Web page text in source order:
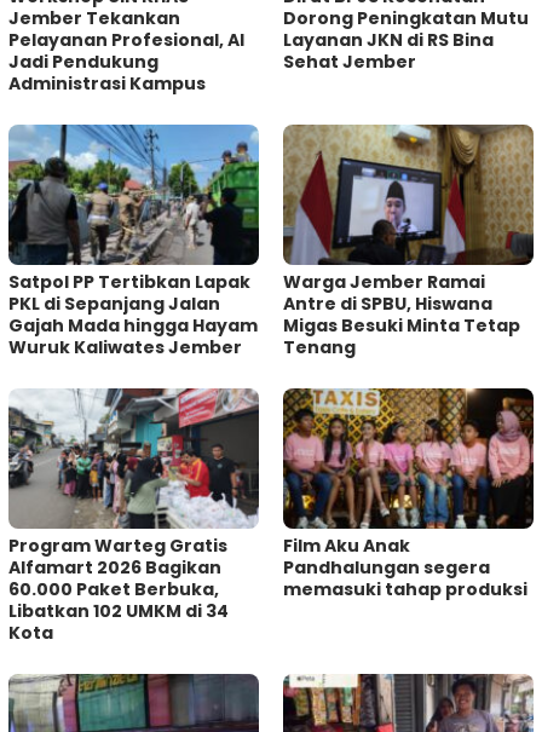
Jember Tekankan
Pelayanan Profesional, AI
Jadi Pendukung
Administrasi Kampus
Dorong Peningkatan Mutu
Layanan JKN di RS Bina
Sehat Jember
Satpol PP Tertibkan Lapak
PKL di Sepanjang Jalan
Gajah Mada hingga Hayam
Wuruk Kaliwates Jember
Warga Jember Ramai
Antre di SPBU, Hiswana
Migas Besuki Minta Tetap
Tenang
Program Warteg Gratis
Alfamart 2026 Bagikan
60.000 Paket Berbuka,
Libatkan 102 UMKM di 34
Kota
Film Aku Anak
Pandhalungan segera
memasuki tahap produksi